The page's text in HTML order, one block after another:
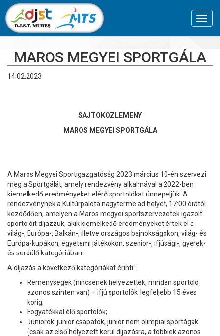
MAROS MEGYEI SPORTGÁLA
14.02.2023
SAJTÓKÖZLEMÉNY
MAROS MEGYEI SPORTGÁLA
A Maros Megyei Sportigazgatóság 2023 március 10-én szervezi
meg a Sportgálát, amely rendezvény alkalmával a 2022-ben
kiemelkedő eredményeket elérő sportolókat ünnepeljük. A
rendezvénynek a Kultúrpalota nagyterme ad helyet, 17:00 órától
kezdődően, amelyen a Maros megyei sportszervezetek igazolt
sportolóit díjazzuk, akik kiemelkedő eredményeket értek el a
világ-, Európa-, Balkán-, illetve országos bajnokságokon, világ- és
Európa-kupákon, egyetemi játékokon, szenior-, ifjúsági-, gyerek-
és serdülő kategóriában.
A díjazás a következő kategóriákat érinti:
Reménységek (nincsenek helyezettek, minden sportoló
azonos szinten van) – ifjú sportolók, legfeljebb 15 éves
korig;
Fogyatékkal élő sportolók;
Juniorok: junior csapatok, junior nem olimpiai sportágak
(csak az első helyezett kerül díjazásra, a többiek azonos